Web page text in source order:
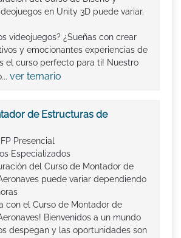
en Unity 3D puede variar.
videojuegos? ¿Sueñas con crear
y emocionantes experiencias de
el curso perfecto para ti! Nuestro
ver temario
de Estructuras de
Presencial
Especializados
del Curso de Montador de
puede variar dependiendo
con el Curso de Montador de
Bienvenidos a un mundo
despegan y las oportunidades son